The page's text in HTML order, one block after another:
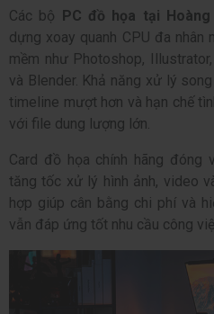
Các bộ PC đồ họa tại
dựng xoay quanh CPU đa nhân
mềm như Photoshop,
và Blender. Khả năng xử lý
timeline mượt hơn và hạn chế
với file dung lượng lớn.
Card đồ họa chính hãng đóng
tăng tốc xử lý hình ảnh, video
hợp giúp cân bằng chi phí và
vẫn đáp ứng tốt nhu cầu công